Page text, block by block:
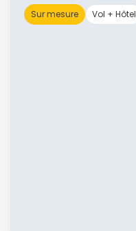
Sur mesure Vol + Hôtel